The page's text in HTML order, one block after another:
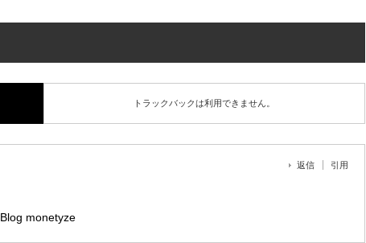
トラックバックは利用できません。
返信 引用
Blog monetyze